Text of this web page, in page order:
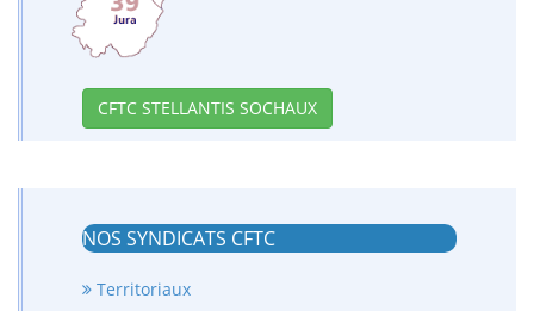
CFTC STELLANTIS SOCHAUX
NOS SYNDICATS CFTC
Territoriaux